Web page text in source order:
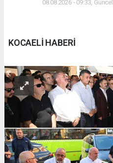
08.08.2026 - 09:33,
KOCAELİ HABERİ